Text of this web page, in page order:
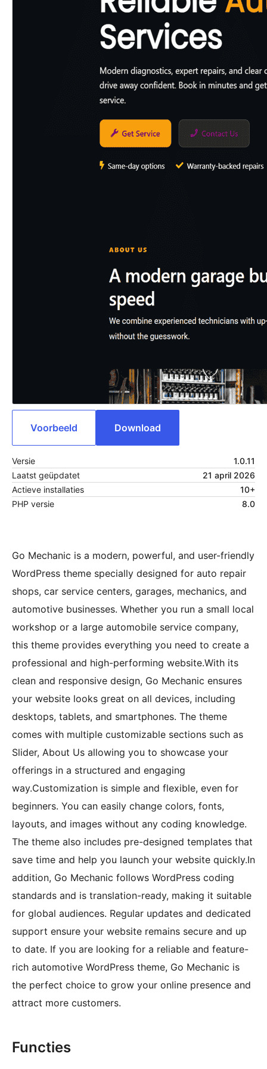
Voorbeeld Download
Versie
1.0.11
Laatst geüpdatet
21 april 2026
Actieve installaties
10+
PHP versie
8.0
Go Mechanic is a modern, powerful, and user-friendly
WordPress theme specially designed for auto repair
shops, car service centers, garages, mechanics, and
automotive businesses. Whether you run a small local
workshop or a large automobile service company,
this theme provides everything you need to create a
professional and high-performing website.With its
clean and responsive design, Go Mechanic ensures
your website looks great on all devices, including
desktops, tablets, and smartphones. The theme
comes with multiple customizable sections such as
Slider, About Us allowing you to showcase your
offerings in a structured and engaging
way.Customization is simple and flexible, even for
beginners. You can easily change colors, fonts,
layouts, and images without any coding knowledge.
The theme also includes pre-designed templates that
save time and help you launch your website quickly.In
addition, Go Mechanic follows WordPress coding
standards and is translation-ready, making it suitable
for global audiences. Regular updates and dedicated
support ensure your website remains secure and up
to date. If you are looking for a reliable and feature-
rich automotive WordPress theme, Go Mechanic is
the perfect choice to grow your online presence and
attract more customers.
Functies